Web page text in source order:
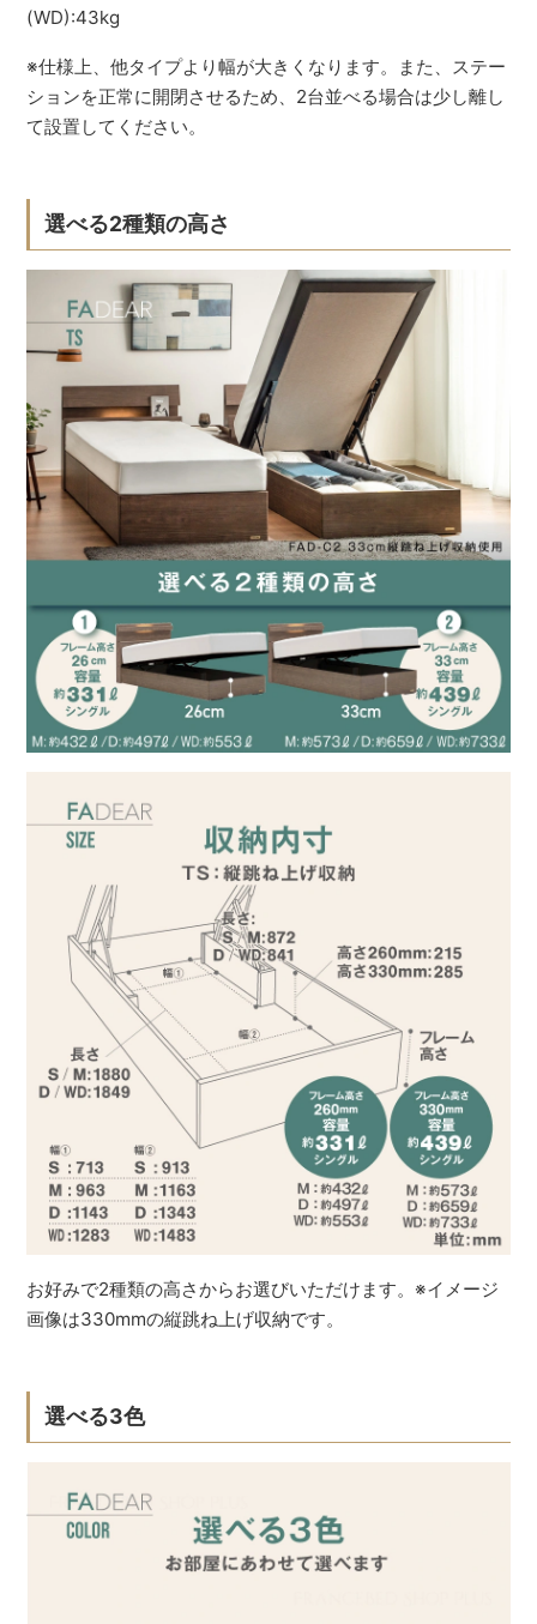
(WD):43kg
※仕様上、他タイプより幅が大きくなります。また、ステー
ションを正常に開閉させるため、2台並べる場合は少し離し
て設置してください。
選べる2種類の高さ
お好みで2種類の高さからお選びいただけます。※イメージ
画像は330mmの縦跳ね上げ収納です。
選べる3色